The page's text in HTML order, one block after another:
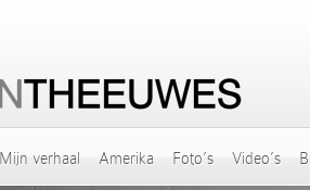
Mijn verhaal Amerika Foto’s Video’s